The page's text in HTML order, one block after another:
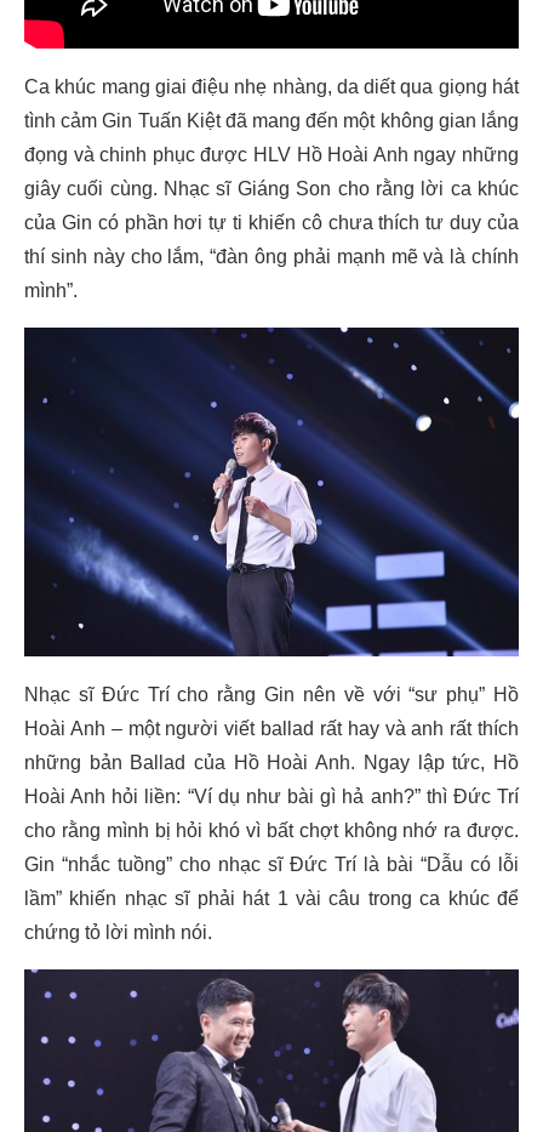
Ca khúc mang giai điệu nhẹ nhàng, da diết qua giọng hát
tình cảm Gin Tuấn Kiệt đã mang đến một không gian lắng
đọng và chinh phục được HLV Hồ Hoài Anh ngay những
giây cuối cùng. Nhạc sĩ Giáng Son cho rằng lời ca khúc
của Gin có phần hơi tự ti khiến cô chưa thích tư duy của
thí sinh này cho lắm, “đàn ông phải mạnh mẽ và là chính
mình”.
Nhạc sĩ Đức Trí cho rằng Gin nên về với “sư phụ” Hồ
Hoài Anh – một người viết ballad rất hay và anh rất thích
những bản Ballad của Hồ Hoài Anh. Ngay lập tức, Hồ
Hoài Anh hỏi liền: “Ví dụ như bài gì hả anh?” thì Đức Trí
cho rằng mình bị hỏi khó vì bất chợt không nhớ ra được.
Gin “nhắc tuồng” cho nhạc sĩ Đức Trí là bài “Dẫu có lỗi
lầm” khiến nhạc sĩ phải hát 1 vài câu trong ca khúc để
chứng tỏ lời mình nói.